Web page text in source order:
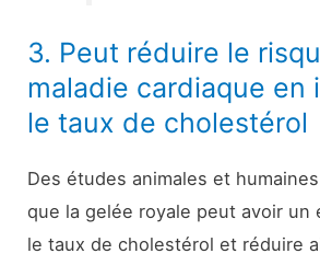
3. Peut réduire le
maladie cardiaque en
le taux de cholestérol
Des études animales et
que la gelée royale peut avoir
le taux de cholestérol et réduire